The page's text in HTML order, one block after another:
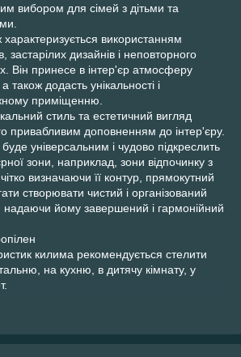
вибором для сімей з дітьми та
характеризується використанням
застарілих дизайнів і неповторного
Він принесе в інтер'єр атмосферу
також додасть унікальності і
приміщенню.
стиль та естетичний вигляд
привабливим доповненням до інтер'єру.
універсальним і чудово підкреслить
зони, наприклад, зони відпочинку з
визначаючи її контур, прямокутний
створювати чистий і організований
йому завершений і гармонійний
килима рекомендується стелити
на кухню, в дитячу кімнату, у